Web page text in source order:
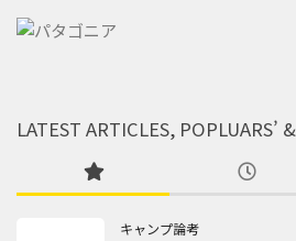
LATEST ARTICLES, POPLUARS’
キャンプ論考